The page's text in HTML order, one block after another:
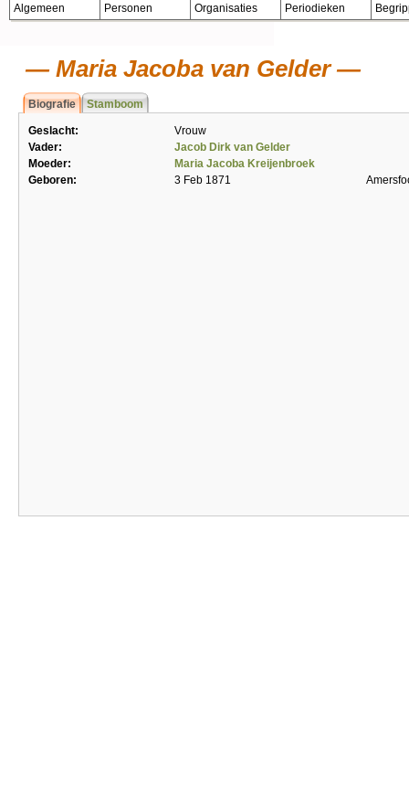
Algemeen Personen Organisaties Periodieken
Maria Jacoba van Gelder
Biografie Stamboom
Geslacht:
Vrouw
Vader:
Jacob Dirk van Gelder
Moeder:
Maria Jacoba Kreijenbroek
Geboren:
3 Feb 1871